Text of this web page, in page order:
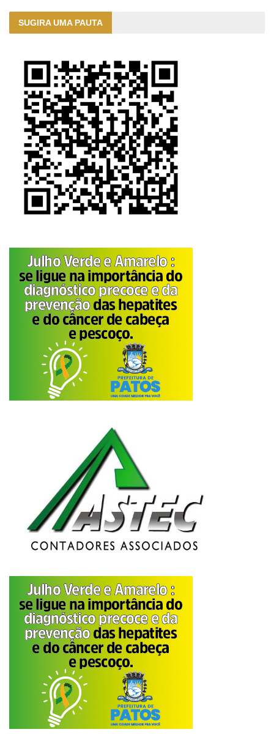
SUGIRA UMA PAUTA